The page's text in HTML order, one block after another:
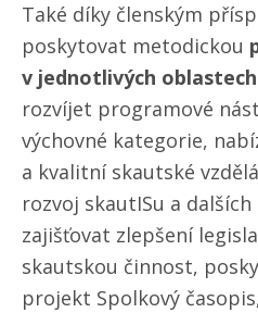
Také díky členským
poskytovat metodickou
v jednotlivých
rozvíjet programové
výchovné kategorie,
a kvalitní skautské
rozvoj skautISu a
zajišťovat zlepšení
skautskou činnost,
projekt Spolkový